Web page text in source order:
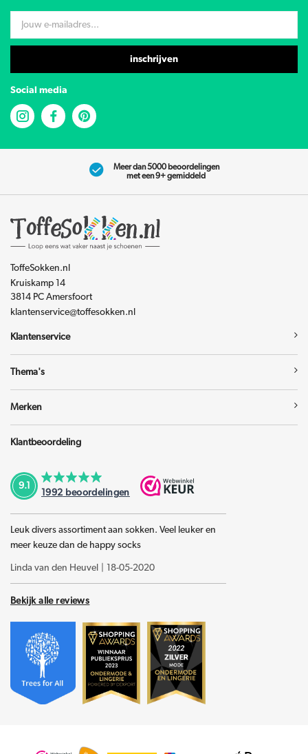
inschrijven
Social media
Meer dan 5000 beoordelingen
met een 9+ gemiddeld
ToffeSokken.nl
Kruiskamp 14
3814 PC Amersfoort
klantenservice@toffesokken.nl
Klantenservice
Thema's
Merken
Klantbeoordeling
9.1
1992beoordelingen
Leuk divers assortiment aan sokken. Veel leuker en
meer keuze dan de happy socks
Linda van den Heuvel 18-05-2020
Bekijk alle reviews